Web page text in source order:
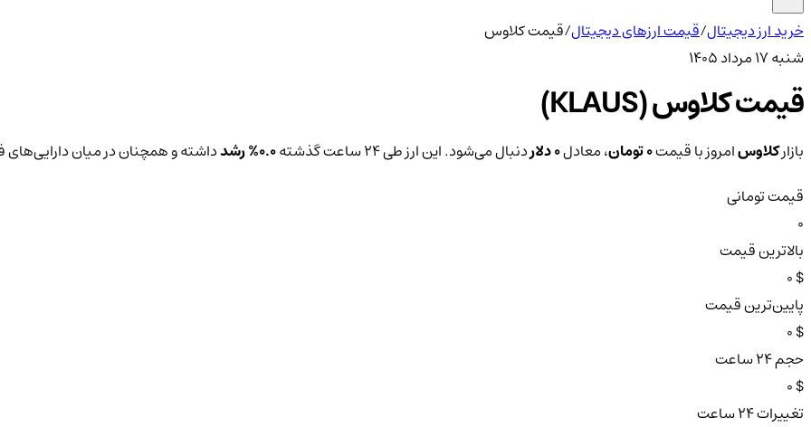
خرید ارز دیجیتال/قیمت ارزهای دیجیتال/قیمت کلاوس
شنبه ۱۷ مرداد ۱۴۰۵
قیمت کلاوس (KLAUS)
بازارکلاوسامروز با قیمت0 تومان ، معادل0 دلار دنبال می‌شود. این ارز طی ۲۴ ساعت گذشته 0.0% رشدداشته و همچنان در میان دارایی‌های
قیمت تومانی
0
بالاترین قیمت
$ 0
پایین‌ترین قیمت
$ 0
حجم ۲۴ ساعت
$ 0
تغییرات ۲۴ ساعت